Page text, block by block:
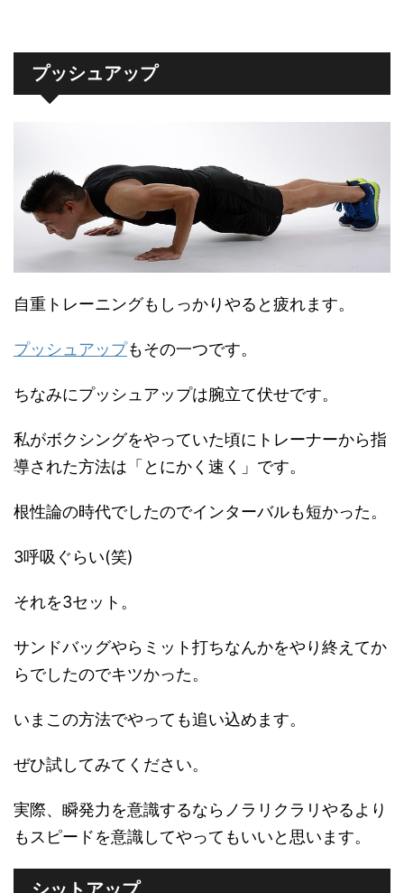
プッシュアップ
自重トレーニングもしっかりやると疲れます。
プッシュアップもその一つです。
ちなみにプッシュアップは腕立て伏せです。
私がボクシングをやっていた頃にトレーナーから指
導された方法は「とにかく速く」です。
根性論の時代でしたのでインターバルも短かった。
3呼吸ぐらい(笑)
それを3セット。
サンドバッグやらミット打ちなんかをやり終えてか
らでしたのでキツかった。
いまこの方法でやっても追い込めます。
ぜひ試してみてください。
実際、瞬発力を意識するならノラリクラリやるより
もスピードを意識してやってもいいと思います。